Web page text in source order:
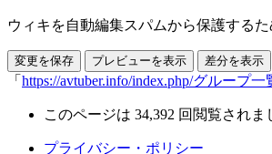
ウィキを自動編集スパムから保護する
「 https://avtuber.info/index.php/グループ一
このページは 34,392 回閲覧されま
プライバシー・ポリシー